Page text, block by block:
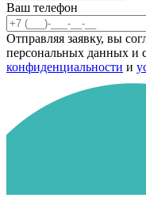
Ваш телефон
Отправляя заявку, вы
персональных данных и
конфиденциальности и